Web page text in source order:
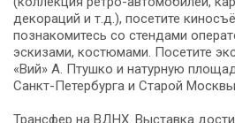
декораций и т.д.), посетите
познакомитесь со стендами
эскизами, костюмами. Посетите
«Вий» А. Птушко и натурную
Санкт-Петербурга и Старой Москвы.
Трансфер на ВДНХ. Выставка